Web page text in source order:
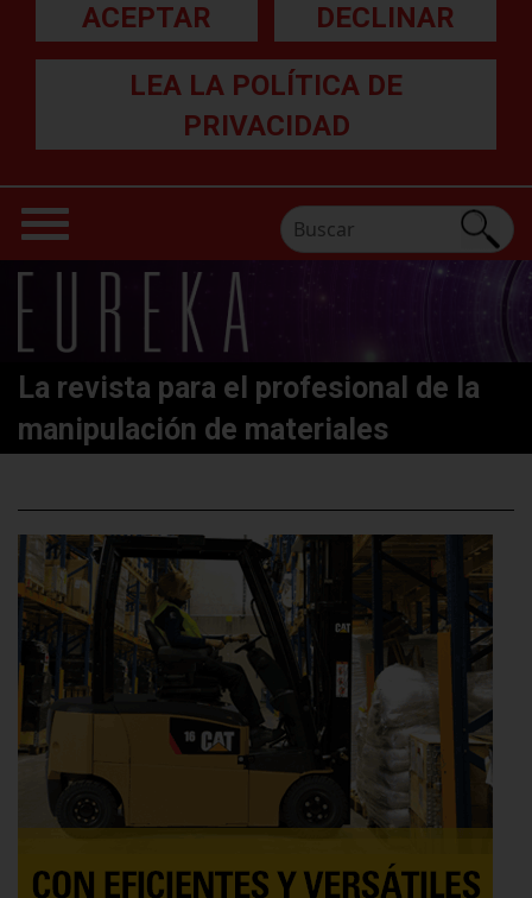
ACEPTAR DECLINAR
LEA LA POLÍTICA DE
PRIVACIDAD
La revista para el profesional de la
manipulación de materiales